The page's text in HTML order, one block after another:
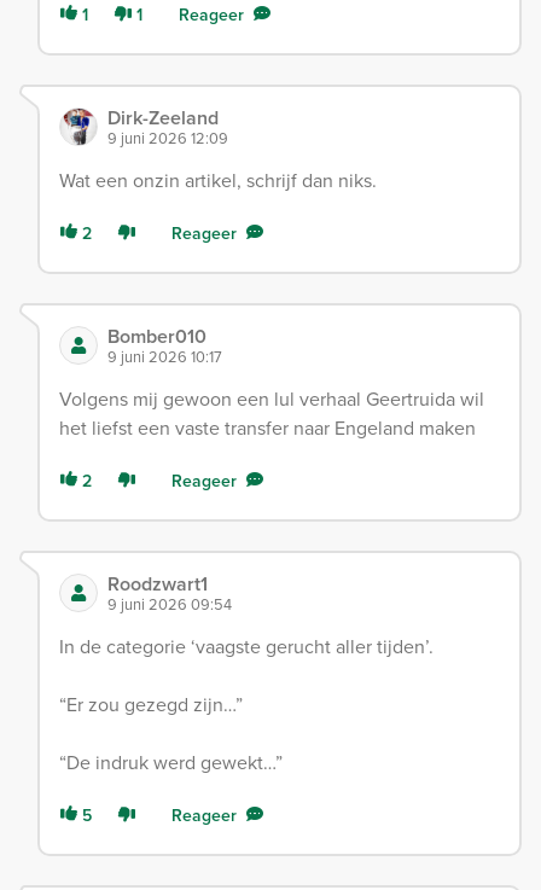
1 1 Reageer
Dirk-Zeeland
9 juni 2026 12:09
Wat een onzin artikel, schrijf dan niks.
2 Reageer
Bomber010
9 juni 2026 10:17
Volgens mij gewoon een lul verhaal Geertruida wil
het liefst een vaste transfer naar Engeland maken
2 Reageer
Roodzwart1
9 juni 2026 09:54
In de categorie ‘vaagste gerucht aller tijden’.
“Er zou gezegd zijn…”
“De indruk werd gewekt…”
5 Reageer